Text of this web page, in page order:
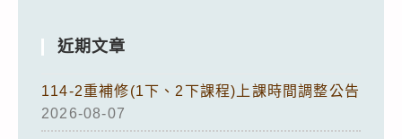
近期文章
114-2重補修(1下、2下課程)上課時間調整公告
2026-08-07